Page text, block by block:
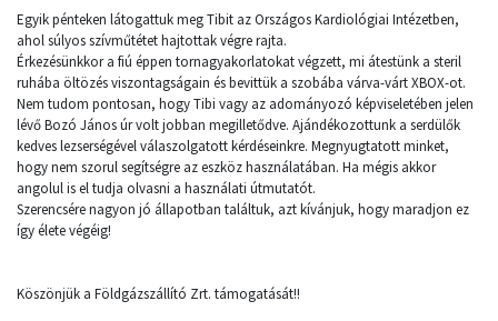
Egyik pénteken látogattuk meg Tibit az Országos Kardiológiai Intézetben,
ahol súlyos szívműtétet hajtottak végre rajta.
Érkezésünkkor a fiú éppen tornagyakorlatokat végzett, mi átestünk a steril
ruhába öltözés viszontagságain és bevittük a szobába várva-várt XBOX-ot.
Nem tudom pontosan, hogy Tibi vagy az adományozó képviseletében jelen
lévő Bozó János úr volt jobban megilletődve. Ajándékozottunk a serdülők
kedves lezserségével válaszolgatott kérdéseinkre. Megnyugtatott minket,
hogy nem szorul segítségre az eszköz használatában. Ha mégis akkor
angolul is el tudja olvasni a használati útmutatót.
Szerencsére nagyon jó állapotban találtuk, azt kívánjuk, hogy maradjon ez
így élete végéig!
Köszönjük a Földgázszállító Zrt. támogatását!!